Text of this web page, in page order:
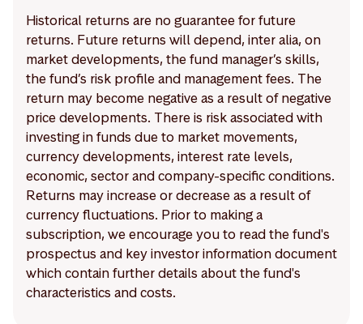
Historical returns are no guarantee for future
returns. Future returns will depend, inter alia, on
market developments, the fund manager’s skills,
the fund’s risk profile and management fees. The
return may become negative as a result of negative
price developments. There is risk associated with
investing in funds due to market movements,
currency developments, interest rate levels,
economic, sector and company-specific conditions.
Returns may increase or decrease as a result of
currency fluctuations. Prior to making a
subscription, we encourage you to read the fund's
prospectus and key investor information document
which contain further details about the fund's
characteristics and costs.